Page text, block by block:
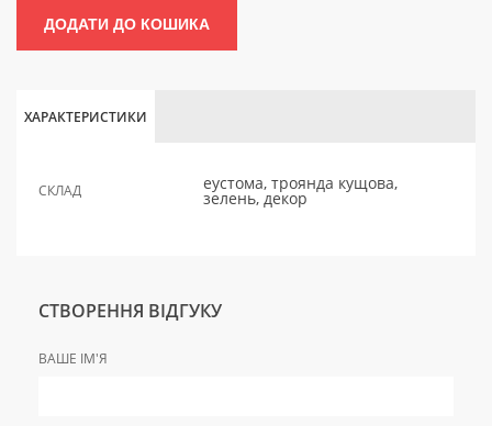
ДОДАТИ ДО КОШИКА
ХАРАКТЕРИСТИКИ
СКЛАД еустома, троянда кущова,
зелень, декор
СТВОРЕННЯ ВІДГУКУ
ВАШЕ ІМ'Я